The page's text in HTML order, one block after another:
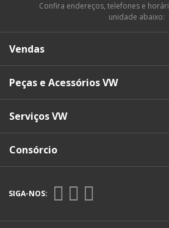
Confira endereços, telefones e
unidade abaixo:
Vendas
Peças e Acessórios VW
Serviços VW
Consórcio
SIGA-NOS: